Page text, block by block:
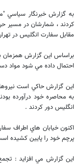
به گزارش خبرنگار سياسي
كردند ، شمارشان در مسير
مقابل سفارت انگليس در
براساس اين گزارش
احتمال داده مي شود مواد
اين گزارش حاكي است
به محاصره خود درآورده
انگليس دور كردند .
اكنون خيابان هاي اطراف
پرچم خود را پايين كشيده
اين گزارش مي افزايد :